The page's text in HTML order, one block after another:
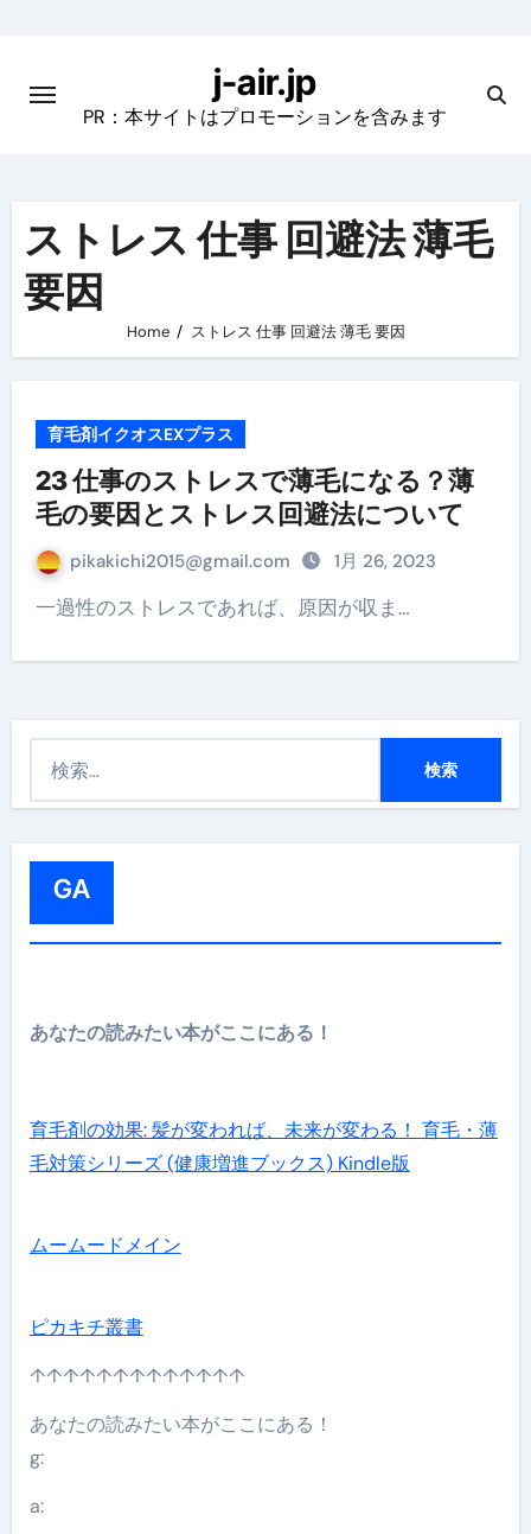
content
j-air.jp
PR：本サイトはプロモーションを含みます
ストレス 仕事 回避法 薄毛
要因
Home ストレス 仕事 回避法 薄毛 要因
育毛剤イクオスEXプラス
23 仕事のストレスで薄毛になる？薄
毛の要因とストレス回避法について
pikakichi2015@gmail.com 1月 26, 2023
一過性のストレスであれば、原因が収ま…
GA
あなたの読みたい本がここにある！
育毛剤の効果: 髪が変われば、未来が変わる！ 育毛・薄
毛対策シリーズ (健康増進ブックス) Kindle版
ムームードメイン
ピカキチ叢書
↑↑↑↑↑↑↑↑↑↑↑↑↑
あなたの読みたい本がここにある！
g:
a: